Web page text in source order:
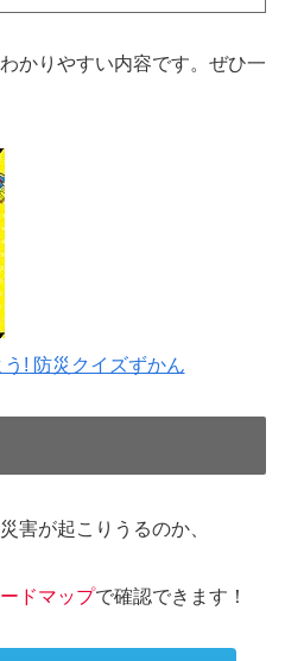
かりやすい内容です。ぜひ一
! 防災クイズずかん
害が起こりうるのか、
ドマップで確認できます！